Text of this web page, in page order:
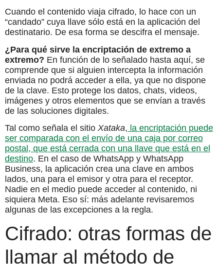
Cuando el contenido viaja cifrado, lo hace con un
“candado” cuya llave sólo está en la aplicación del
destinatario. De esa forma se descifra el mensaje.
¿Para qué sirve la encriptación de extremo a
extremo? En función de lo señalado hasta aquí, se
comprende que si alguien intercepta la información
enviada no podrá acceder a ella, ya que no dispone
de la clave. Esto protege los datos, chats, videos,
imágenes y otros elementos que se envían a través
de las soluciones digitales.
Tal como señala el sitio Xataka, la encriptación puede
ser comparada con el envío de una caja por correo
postal, que está cerrada con una llave que está en el
destino. En el caso de WhatsApp y WhatsApp
Business, la aplicación crea una clave en ambos
lados, una para el emisor y otra para el receptor.
Nadie en el medio puede acceder al contenido, ni
siquiera Meta. Eso sí: más adelante revisaremos
algunas de las excepciones a la regla.
Cifrado: otras formas de
llamar al método de